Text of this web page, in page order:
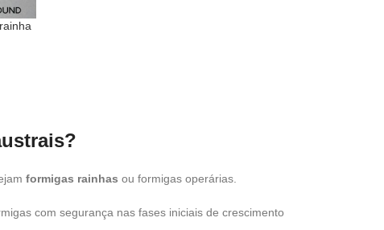
formigas rainhas ou formigas operárias.
com segurança nas fases iniciais de crescimento